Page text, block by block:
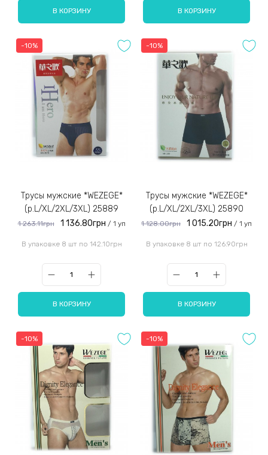
В КОРЗИНУ В КОРЗИНУ
-10%
Трусы мужские *WEZEGE*
(р.L/XL/2XL/3XL) 25889
1 263.11грн 1 136.80грн / 1 уп
В упаковке 8 шт по 142.10грн
В КОРЗИНУ
-10%
Трусы мужские *WEZEGE*
(р.L/XL/2XL/3XL) 25890
1 128.00грн 1 015.20грн / 1 уп
В упаковке 8 шт по 126.90грн
В КОРЗИНУ
-10% -10%